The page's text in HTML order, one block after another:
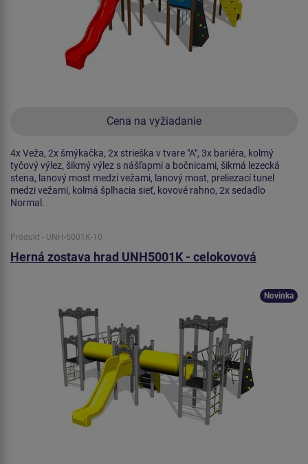
Cena na vyžiadanie
4x Veža, 2x šmýkačka, 2x strieška v tvare "A", 3x bariéra, kolmý
tyčový výlez, šikmý výlez s nášľapmi a bočnicami, šikmá lezecká
stena, lanový most medzi vežami, lanový most, preliezací tunel
medzi vežami, kolmá šplhacia sieť, kovové rahno, 2x sedadlo
Normal.
Produkt - UNH-5001K-10
Herná zostava hrad UNH5001K - celokovová
Novinka